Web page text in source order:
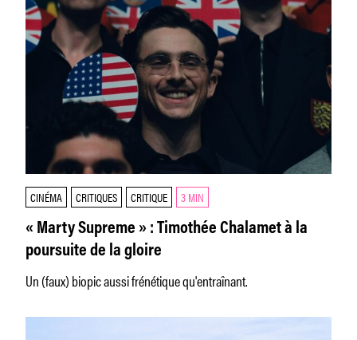
CINÉMA CRITIQUES CRITIQUE 3 MIN
« Marty Supreme » : Timothée Chalamet à la
poursuite de la gloire
Un (faux) biopic aussi frénétique qu'entraînant.